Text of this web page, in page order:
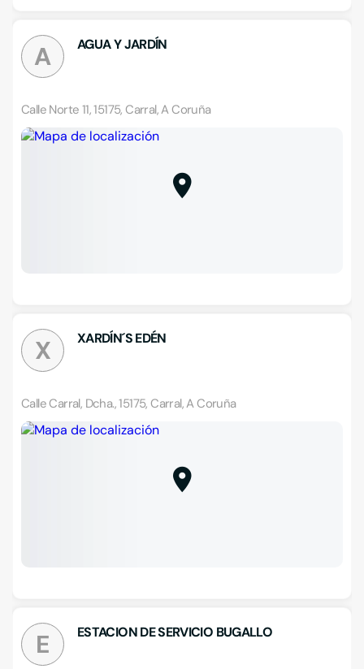
A AGUA Y JARDÍN
Calle Norte 11, 15175, Carral, A Coruña
X XARDÍN´S EDÉN
Calle Carral, Dcha., 15175, Carral, A Coruña
E ESTACION DE SERVICIO BUGALLO